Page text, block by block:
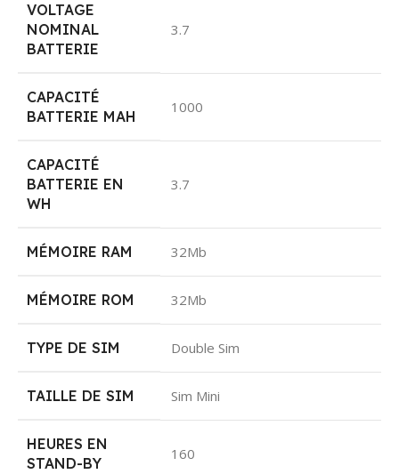
VOLTAGE
NOMINAL
BATTERIE
3.7
CAPACITÉ
BATTERIE MAH
1000
CAPACITÉ
BATTERIE EN
WH
3.7
MÉMOIRE RAM 32Mb
MÉMOIRE ROM 32Mb
TYPE DE SIM Double Sim
TAILLE DE SIM Sim Mini
HEURES EN
STAND-BY
160